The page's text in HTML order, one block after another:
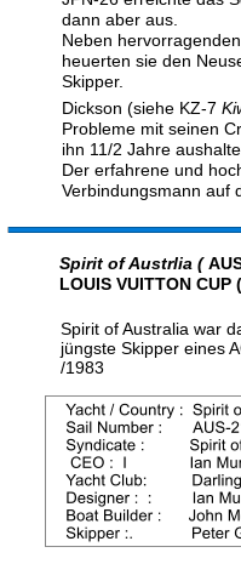
dann aber aus.
Neben
heuerten sie den
Skipper.
Dickson (siehe KZ-7
Probleme mit seinen
ihn 11/2 Jahre
Der erfahrene und
Verbindungsmann auf
Spirit of Australia war
jüngste Skipper eines
/1983
Spirit of Austrlia (
LOUIS VUITTON CUP